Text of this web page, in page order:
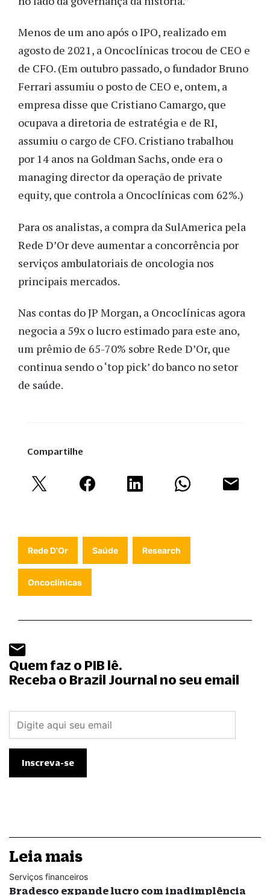
Menos de um ano após o IPO, realizado em
agosto de 2021, a Oncoclínicas trocou de CEO e
de CFO. (Em outubro passado, o fundador Bruno
Ferrari assumiu o posto de CEO e, ontem, a
empresa disse que Cristiano Camargo, que
ocupava a diretoria de estratégia e de RI,
assumiu o cargo de CFO. Cristiano trabalhou
por 14 anos na Goldman Sachs, onde era o
managing director da operação de private
equity, que controla a Oncoclínicas com 62%.)
Para os analistas, a compra da SulAmerica pela
Rede D’Or deve aumentar a concorrência por
serviços ambulatoriais de oncologia nos
principais mercados.
Nas contas do JP Morgan, a Oncoclínicas agora
negocia a 59x o lucro estimado para este ano,
um prêmio de 65-70% sobre Rede D’Or, que
continua sendo o ‘top pick’ do banco no setor
de saúde.
Compartilhe
Rede D'Or Saúde Research
Oncoclínicas
Quem faz o PIB lê.
Receba o Brazil Journal no seu email
Leia mais
Serviços financeiros
Bradesco expande lucro com inadimplência